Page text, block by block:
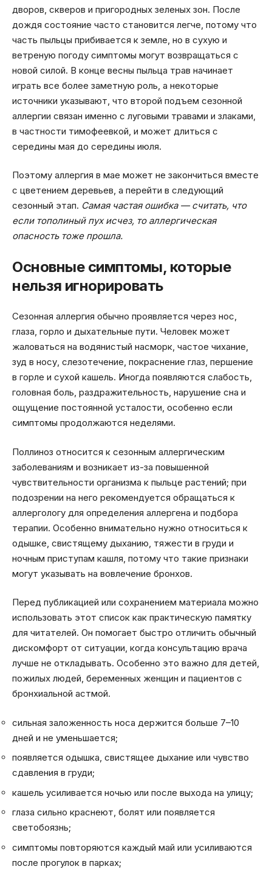
дворов, скверов и пригородных зеленых зон. После
дождя состояние часто становится легче, потому что
часть пыльцы прибивается к земле, но в сухую и
ветреную погоду симптомы могут возвращаться с
новой силой. В конце весны пыльца трав начинает
играть все более заметную роль, а некоторые
источники указывают, что второй подъем сезонной
аллергии связан именно с луговыми травами и злаками,
в частности тимофеевкой, и может длиться с
середины мая до середины июля.
Поэтому аллергия в мае может не закончиться вместе
с цветением деревьев, а перейти в следующий
сезонный этап. Самая частая ошибка — считать, что
если тополиный пух исчез, то аллергическая
опасность тоже прошла.
Основные симптомы, которые
нельзя игнорировать
Сезонная аллергия обычно проявляется через нос,
глаза, горло и дыхательные пути. Человек может
жаловаться на водянистый насморк, частое чихание,
зуд в носу, слезотечение, покраснение глаз, першение
в горле и сухой кашель. Иногда появляются слабость,
головная боль, раздражительность, нарушение сна и
ощущение постоянной усталости, особенно если
симптомы продолжаются неделями.
Поллиноз относится к сезонным аллергическим
заболеваниям и возникает из-за повышенной
чувствительности организма к пыльце растений; при
подозрении на него рекомендуется обращаться к
аллергологу для определения аллергена и подбора
терапии. Особенно внимательно нужно относиться к
одышке, свистящему дыханию, тяжести в груди и
ночным приступам кашля, потому что такие признаки
могут указывать на вовлечение бронхов.
Перед публикацией или сохранением материала можно
использовать этот список как практическую памятку
для читателей. Он помогает быстро отличить обычный
дискомфорт от ситуации, когда консультацию врача
лучше не откладывать. Особенно это важно для детей,
пожилых людей, беременных женщин и пациентов с
бронхиальной астмой.
сильная заложенность носа держится больше 7–10
дней и не уменьшается;
появляется одышка, свистящее дыхание или чувство
сдавления в груди;
кашель усиливается ночью или после выхода на улицу;
глаза сильно краснеют, болят или появляется
светобоязнь;
симптомы повторяются каждый май или усиливаются
после прогулок в парках;